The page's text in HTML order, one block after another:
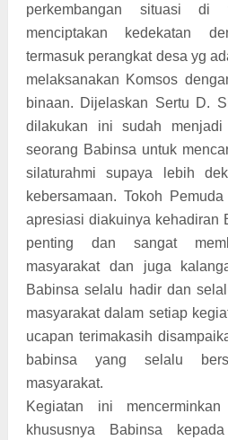
perkembangan situasi di
menciptakan kedekatan
termasuk perangkat desa yg
melaksanakan Komsos
binaan. Dijelaskan Sertu D.
dilakukan ini sudah
seorang Babinsa untuk
silaturahmi supaya lebih
kebersamaan. Tokoh
apresiasi diakuinya kehadiran
penting dan sangat
masyarakat dan juga
Babinsa selalu hadir dan
masyarakat dalam setiap
ucapan terimakasih
babinsa yang selalu
masyarakat.
Kegiatan ini mencerminkan
khususnya Babinsa